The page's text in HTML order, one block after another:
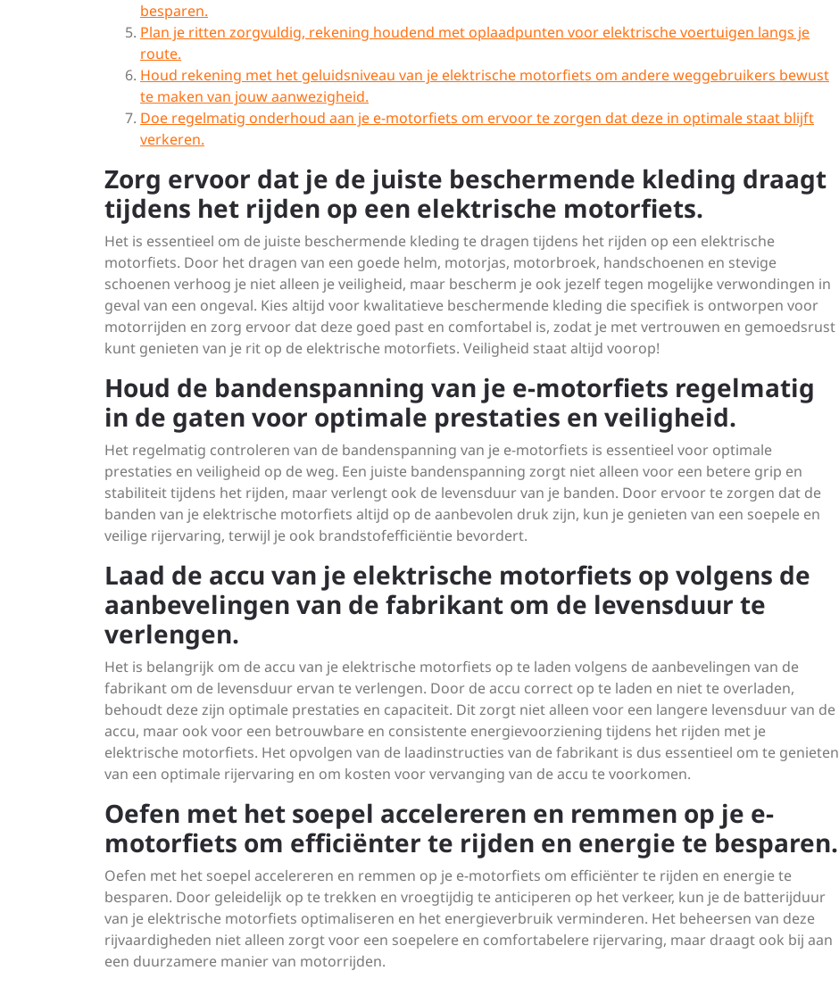
besparen.
Plan je ritten zorgvuldig, rekening houdend met oplaadpunten voor elektrische voertuigen langs je
route.
Houd rekening met het geluidsniveau van je elektrische motorfiets om andere weggebruikers bewust
te maken van jouw aanwezigheid.
Doe regelmatig onderhoud aan je e-motorfiets om ervoor te zorgen dat deze in optimale staat blijft
verkeren.
Zorg ervoor dat je de juiste beschermende kleding draagt
tijdens het rijden op een elektrische motorfiets.
Het is essentieel om de juiste beschermende kleding te dragen tijdens het rijden op een elektrische
motorfiets. Door het dragen van een goede helm, motorjas, motorbroek, handschoenen en stevige
schoenen verhoog je niet alleen je veiligheid, maar bescherm je ook jezelf tegen mogelijke verwondingen in
geval van een ongeval. Kies altijd voor kwalitatieve beschermende kleding die specifiek is ontworpen voor
motorrijden en zorg ervoor dat deze goed past en comfortabel is, zodat je met vertrouwen en gemoedsrust
kunt genieten van je rit op de elektrische motorfiets. Veiligheid staat altijd voorop!
Houd de bandenspanning van je e-motorfiets regelmatig
in de gaten voor optimale prestaties en veiligheid.
Het regelmatig controleren van de bandenspanning van je e-motorfiets is essentieel voor optimale
prestaties en veiligheid op de weg. Een juiste bandenspanning zorgt niet alleen voor een betere grip en
stabiliteit tijdens het rijden, maar verlengt ook de levensduur van je banden. Door ervoor te zorgen dat de
banden van je elektrische motorfiets altijd op de aanbevolen druk zijn, kun je genieten van een soepele en
veilige rijervaring, terwijl je ook brandstofefficiëntie bevordert.
Laad de accu van je elektrische motorfiets op volgens de
aanbevelingen van de fabrikant om de levensduur te
verlengen.
Het is belangrijk om de accu van je elektrische motorfiets op te laden volgens de aanbevelingen van de
fabrikant om de levensduur ervan te verlengen. Door de accu correct op te laden en niet te overladen,
behoudt deze zijn optimale prestaties en capaciteit. Dit zorgt niet alleen voor een langere levensduur van de
accu, maar ook voor een betrouwbare en consistente energievoorziening tijdens het rijden met je
elektrische motorfiets. Het opvolgen van de laadinstructies van de fabrikant is dus essentieel om te genieten
van een optimale rijervaring en om kosten voor vervanging van de accu te voorkomen.
Oefen met het soepel accelereren en remmen op je e-
motorfiets om efficiënter te rijden en energie te besparen.
Oefen met het soepel accelereren en remmen op je e-motorfiets om efficiënter te rijden en energie te
besparen. Door geleidelijk op te trekken en vroegtijdig te anticiperen op het verkeer, kun je de batterijduur
van je elektrische motorfiets optimaliseren en het energieverbruik verminderen. Het beheersen van deze
rijvaardigheden niet alleen zorgt voor een soepelere en comfortabelere rijervaring, maar draagt ook bij aan
een duurzamere manier van motorrijden.